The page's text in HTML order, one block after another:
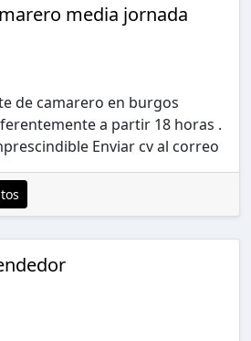
media jornada
de camarero en burgos
a partir 18 horas .
Enviar cv al correo